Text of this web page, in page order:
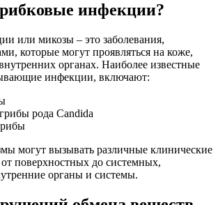
инфекции?
или микозы – это заболевания,
которые могут проявляться на коже,
органах. Наиболее известные
инфекции, включают:
рода Candida
могут вызывать различные клинические
поверхностных до системных,
органы и системы.